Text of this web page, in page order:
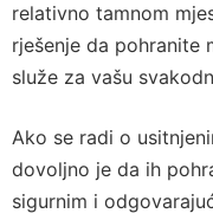
relativno tamnom
rješenje da pohranite
služe za vašu
Ako se radi o
dovoljno je da ih
sigurnim i